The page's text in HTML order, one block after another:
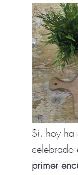
Si, hoy ha
celebrado
primer